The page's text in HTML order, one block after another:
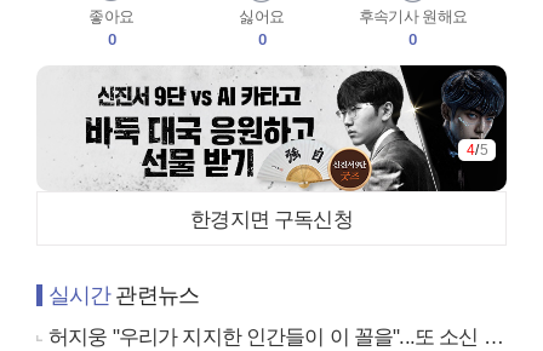
좋아요
0
싫어요
0
후속기사 원해요
0
4/5
한경지면 구독신청
실시간관련뉴스
허지웅 "우리가 지지한 인간들이 이 꼴을"...또 소신 발언